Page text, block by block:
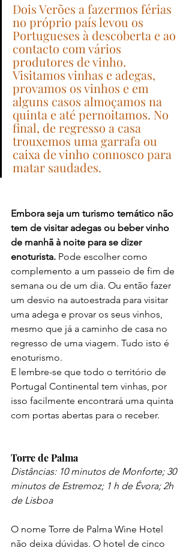
Dois Verões a fazermos férias
no próprio país levou os
Portugueses à descoberta e ao
contacto com vários
produtores de vinho.
Visitamos vinhas e adegas,
provamos os vinhos e em
alguns casos almoçamos na
quinta e até pernoitamos. No
final, de regresso a casa
trouxemos uma garrafa ou
caixa de vinho connosco para
matar saudades.
Embora seja um turismo temático não
tem de visitar adegas ou beber vinho
de manhã à noite para se dizer
enoturista. Pode escolher como
complemento a um passeio de fim de
semana ou de um dia. Ou então fazer
um desvio na autoestrada para visitar
uma adega e provar os seus vinhos,
mesmo que já a caminho de casa no
regresso de uma viagem. Tudo isto é
enoturismo.
E lembre-se que todo o território de
Portugal Continental tem vinhas, por
isso facilmente encontrará uma quinta
com portas abertas para o receber.
Torre de Palma
Distâncias: 10 minutos de Monforte; 30
minutos de Estremoz; 1 h de Évora; 2h
de Lisboa
O nome Torre de Palma Wine Hotel
não deixa dúvidas. O hotel de cinco